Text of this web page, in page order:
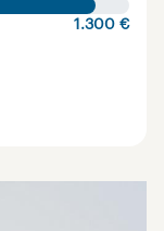
1.300 €